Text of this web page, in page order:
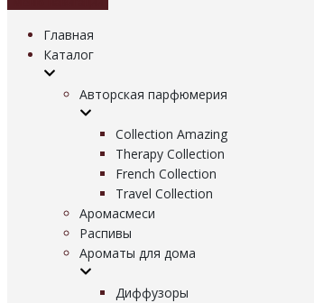
Главная
Каталог
Авторская парфюмерия
Collection Amazing
Therapy Collection
French Collection
Travel Collection
Аромасмеси
Распивы
Ароматы для дома
Диффузоры